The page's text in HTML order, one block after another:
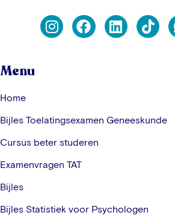
Menu
Home
Bijles Toelatingsexamen Geneeskunde
Cursus beter studeren
Examenvragen TAT
Bijles
Bijles Statistiek voor Psychologen